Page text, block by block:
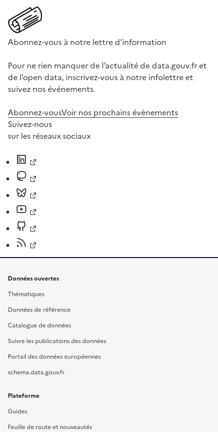
Abonnez-vous à notre lettre d'information
Pour ne rien manquer de l’actualité de data.gouv.fr et
de l’open data, inscrivez-vous à notre infolettre et
suivez nos événements.
Abonnez-vousVoir nos prochains évènements
Suivez-nous
sur les réseaux sociaux
Données ouvertes
Thématiques
Données de référence
Catalogue de données
Suivre les publications des données
Portail des données européennes
schema.data.gouv.fr
Plateforme
Guides
Feuille de route et nouveautés